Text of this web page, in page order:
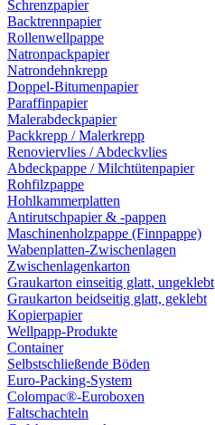
Schrenzpapier
Backtrennpapier
Rollenwellpappe
Natronpackpapier
Natrondehnkrepp
Doppel-Bitumenpapier
Paraffinpapier
Malerabdeckpapier
Packkrepp / Malerkrepp
Renoviervlies / Abdeckvlies
Abdeckpappe / Milchtütenpapier
Rohfilzpappe
Hohlkammerplatten
Antirutschpapier & -pappen
Maschinenholzpappe (Finnpappe)
Wabenplatten-Zwischenlagen
Zwischenlagenkarton
Graukarton einseitig glatt, ungeklebt
Graukarton beidseitig glatt, geklebt
Kopierpapier
Wellpapp-Produkte
Container
Selbstschließende Böden
Euro-Packing-System
Colompac®-Euroboxen
Faltschachteln